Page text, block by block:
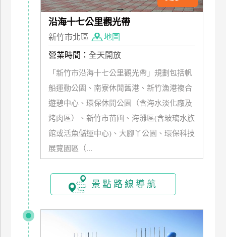
沿海十七公里觀光帶
新竹市北區 地圖
營業時間： 全天開放
「新竹市沿海十七公里觀光帶」規劃包括帆
船運動公園、南寮休閒舊港、新竹漁港複合
遊憩中心、環保休閒公園（含海水淡化廠及
烤肉區）、新竹市苗圃、海灘區(含玻璃水族
館或活魚儲運中心)、大腳丫公園、環保科技
展覽園區（...
景點路線導航